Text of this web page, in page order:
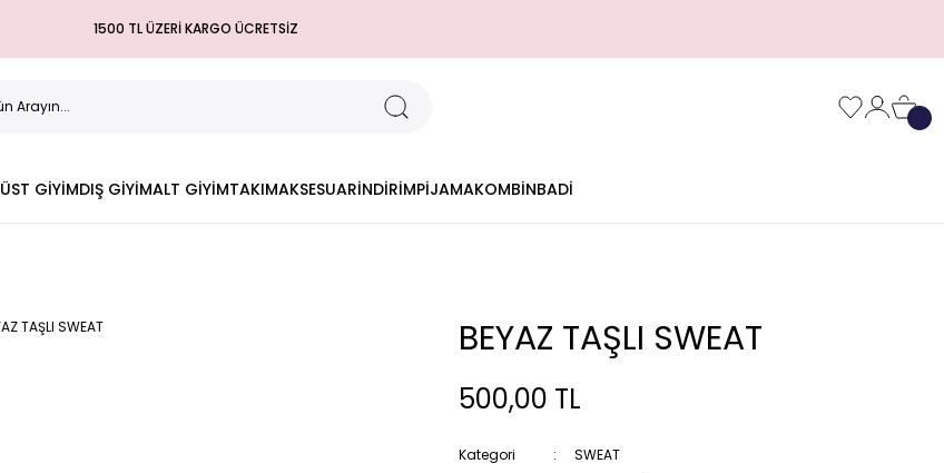
1500 TL ÜZERİ KARGO ÜCRETSİZ
ÜST GİYİMDIŞ GİYİMALT GİYİMTAKIMAKSESUARİNDİRİMPİJAMAKOMBİNBADİ
BEYAZ TAŞLI SWEAT
500,00 TL
Kategori
SWEAT